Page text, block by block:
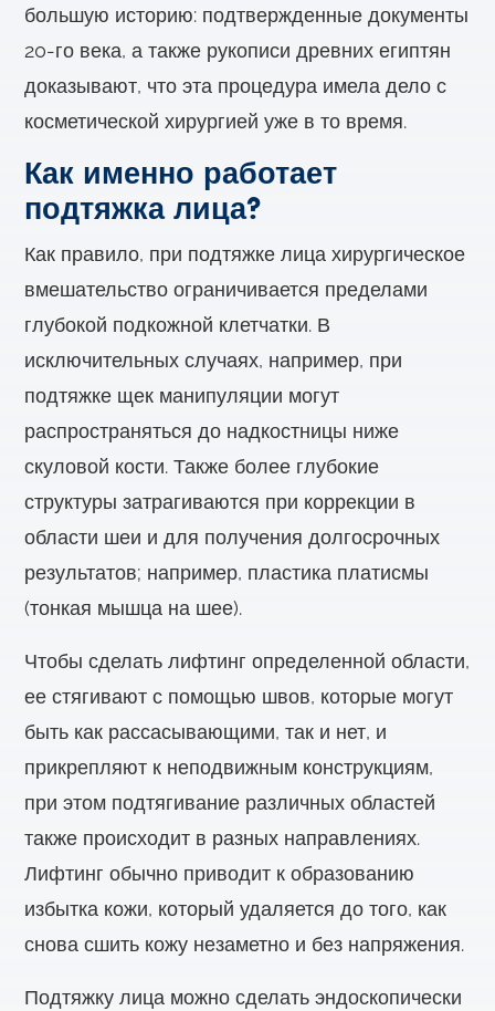
большую историю: подтвержденные документы
20-го века, а также рукописи древних египтян
доказывают, что эта процедура имела дело с
косметической хирургией уже в то время.
Как именно работает
подтяжка лица?
Как правило, при подтяжке лица хирургическое
вмешательство ограничивается пределами
глубокой подкожной клетчатки. В
исключительных случаях, например, при
подтяжке щек манипуляции могут
распространяться до надкостницы ниже
скуловой кости. Также более глубокие
структуры затрагиваются при коррекции в
области шеи и для получения долгосрочных
результатов; например, пластика платисмы
(тонкая мышца на шее).
Чтобы сделать лифтинг определенной области,
ее стягивают с помощью швов, которые могут
быть как рассасывающими, так и нет, и
прикрепляют к неподвижным конструкциям,
при этом подтягивание различных областей
также происходит в разных направлениях.
Лифтинг обычно приводит к образованию
избытка кожи, который удаляется до того, как
снова сшить кожу незаметно и без напряжения.
Подтяжку лица можно сделать эндоскопически